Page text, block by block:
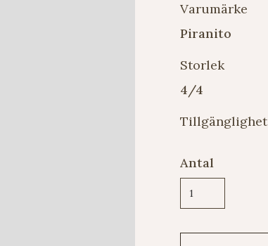
Varumärke
Piranito
Storlek
4/4
Tillgänglighet
Antal